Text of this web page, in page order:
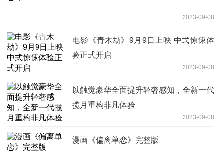
2023-09-08
电影《青木劫》9月9日上映 中式惊悚体
验正式开启
2023-09-08
以触觉豪华全面提升轻奢感知，全新一代
揽月重构非凡体验
2023-09-08
漫画《偏离单恋》完整版